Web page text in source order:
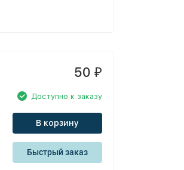
50 ₽
Доступно к заказу
В корзину
Быстрый заказ